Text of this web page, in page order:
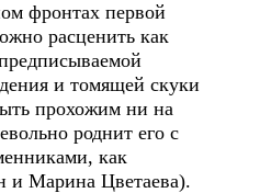
фронтах первой
расценить как
и томящей скуки
прохожим ни на
роднит его с
как
Марина Цветаева).